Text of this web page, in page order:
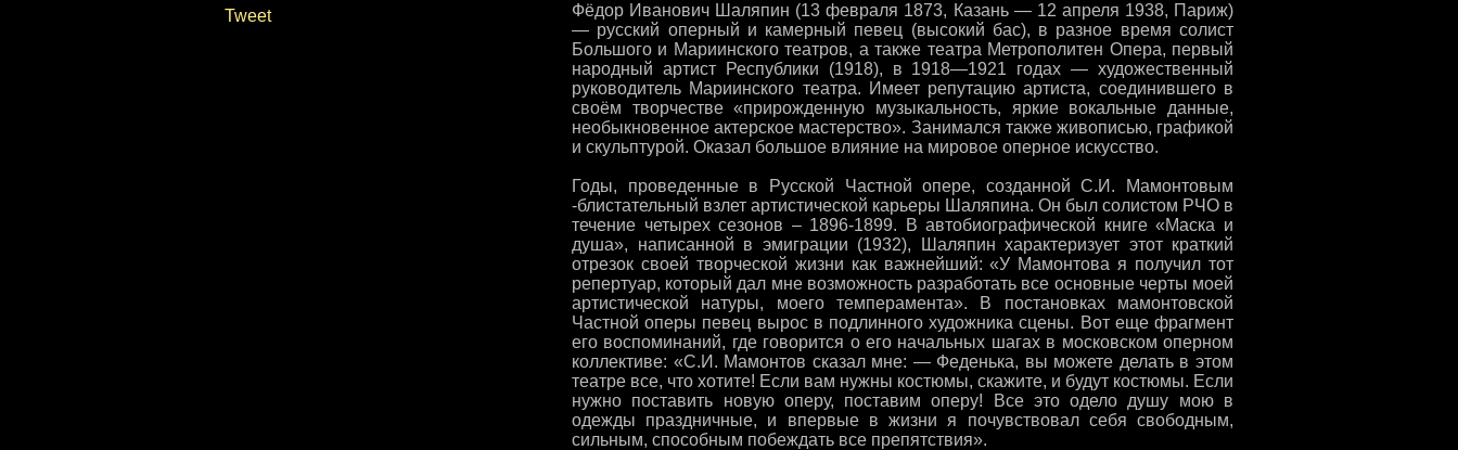
Tweet
Фёдор Иванович Шаляпин (13 февраля 1873, Казань — 12 апреля 1938, Париж)
— русский оперный и камерный певец (высокий бас), в разное время солист
Большого и Мариинского театров, а также театра Метрополитен Опера, первый
народный артист Республики (1918), в 1918—1921 годах — художественный
руководитель Мариинского театра. Имеет репутацию артиста, соединившего в
своём творчестве «прирожденную музыкальность, яркие вокальные данные,
необыкновенное актерское мастерство». Занимался также живописью, графикой
и скульптурой. Оказал большое влияние на мировое оперное искусство.
Годы, проведенные в Русской Частной опере, созданной С.И. Мамонтовым
-блистательный взлет артистической карьеры Шаляпина. Он был солистом РЧО в
течение четырех сезонов – 1896-1899. В автобиографической книге «Маска и
душа», написанной в эмиграции (1932), Шаляпин характеризует этот краткий
отрезок своей творческой жизни как важнейший: «У Мамонтова я получил тот
репертуар, который дал мне возможность разработать все основные черты моей
артистической натуры, моего темперамента». В постановках мамонтовской
Частной оперы певец вырос в подлинного художника сцены. Вот еще фрагмент
его воспоминаний, где говорится о его начальных шагах в московском оперном
коллективе: «С.И. Мамонтов сказал мне: — Феденька, вы можете делать в этом
театре все, что хотите! Если вам нужны костюмы, скажите, и будут костюмы. Если
нужно поставить новую оперу, поставим оперу! Все это одело душу мою в
одежды праздничные, и впервые в жизни я почувствовал себя свободным,
сильным, способным побеждать все препятствия».